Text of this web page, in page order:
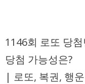
1146회 로또 당
당첨 가능성은?
| 로또, 복권, 행운